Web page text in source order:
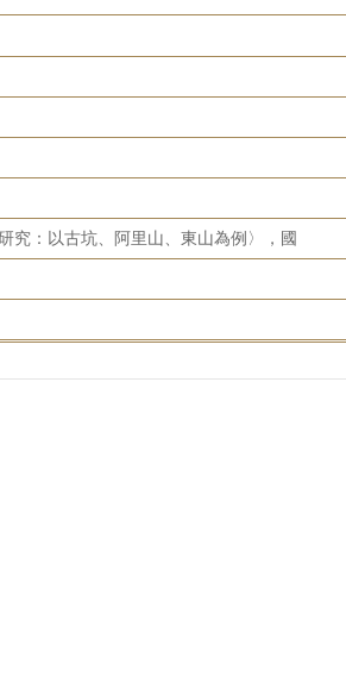
究：以古坑、阿里山、東山為例〉，國